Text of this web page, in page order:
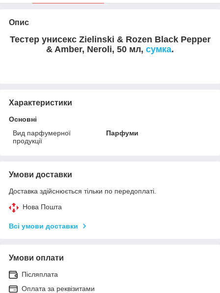
Опис
Тестер унисекс Zielinski & Rozen Black Pepper
& Amber, Neroli, 50 мл, сумка.
Характеристики
Основні
Вид парфумерної
продукції
Парфуми
Умови доставки
Доставка здійснюється тільки по передоплаті.
Нова Пошта
Всі умови доставки
Умови оплати
Післяплата
Оплата за реквізитами